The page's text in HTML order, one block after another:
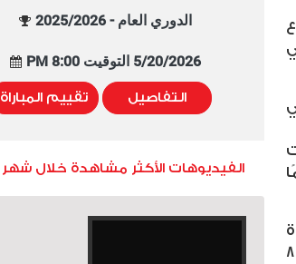
ساوثامبتون ليقود فريقه للفوز 3-2، متربعًا على صدارة الدوري بفارق 8
الدوري العام - 2025/2026
5/20/2026 التوقيت 8:00 PM
التفاصيل تقييم المباراة
الفيديوهات الأكثر مشاهدة خلال شهر